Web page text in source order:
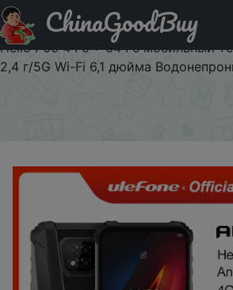
Паридбати з промокодом AR830USD
Android 10 прочный мобильный
Helio P60 4 Гб + 64 Гб мобильный
2,4 г/5G Wi-Fi 6,1 дюйма
ChinaGoodBuy